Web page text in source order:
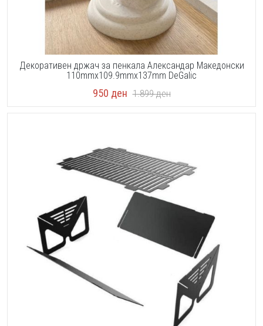
Декоративен држач за пенкала Александар Македонски
110mmx109.9mmx137mm DeGalic
950 ден 1.899ден